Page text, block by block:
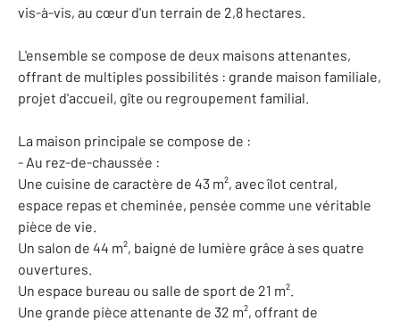
vis-à-vis, au cœur d'un terrain de 2,8 hectares.
L'ensemble se compose de deux maisons attenantes,
offrant de multiples possibilités : grande maison familiale,
projet d'accueil, gîte ou regroupement familial.
La maison principale se compose de :
- Au rez-de-chaussée :
Une cuisine de caractère de 43 m², avec îlot central,
espace repas et cheminée, pensée comme une véritable
pièce de vie.
Un salon de 44 m², baigné de lumière grâce à ses quatre
ouvertures.
Un espace bureau ou salle de sport de 21 m².
Une grande pièce attenante de 32 m², offrant de